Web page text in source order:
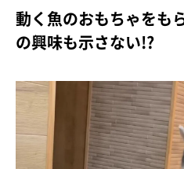
動く魚のおもちゃを
の興味も示さない!?